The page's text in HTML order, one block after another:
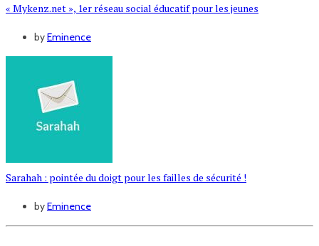
« Mykenz.net », 1er réseau social éducatif pour les jeunes
byEminence
Sarahah : pointée du doigt pour les failles de sécurité !
byEminence